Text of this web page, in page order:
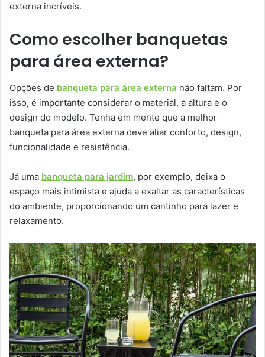
externa incríveis.
Como escolher banquetas
para área externa?
Opções de banqueta para área externa não faltam. Por
isso, é importante considerar o material, a altura e o
design do modelo. Tenha em mente que a melhor
banqueta para área externa deve aliar conforto, design,
funcionalidade e resistência.
Já uma banqueta para jardim, por exemplo, deixa o
espaço mais intimista e ajuda a exaltar as características
do ambiente, proporcionando um cantinho para lazer e
relaxamento.